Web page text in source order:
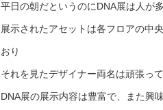
平日の朝だというのにDNA展は人が
展示されたアセットは各フロアの中
おり
それを見たデザイナー両名は頑張っ
DNA展の展示内容は豊富で、また興